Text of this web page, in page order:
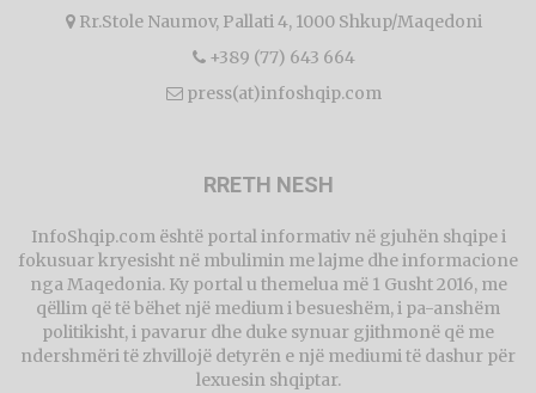
Rr.Stole Naumov, Pallati 4, 1000 Shkup/Maqedoni
+389 (77) 643 664
press(at)infoshqip.com
RRETH NESH
InfoShqip.com është portal informativ në gjuhën shqipe i
fokusuar kryesisht në mbulimin me lajme dhe informacione
nga Maqedonia. Ky portal u themelua më 1 Gusht 2016, me
qëllim që të bëhet një medium i besueshëm, i pa-anshëm
politikisht, i pavarur dhe duke synuar gjithmonë që me
ndershmëri të zhvillojë detyrën e një mediumi të dashur për
lexuesin shqiptar.